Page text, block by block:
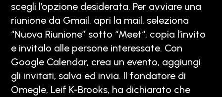
scegli l’opzione desiderata. Per avviare una
riunione da Gmail, apri la mail, seleziona
“Nuova Riunione” sotto “Meet“, copia l’invito
e invitalo alle persone interessate. Con
Google Calendar, crea un evento, aggiungi
gli invitati, salva ed invia. Il fondatore di
Omegle, Leif K-Brooks, ha dichiarato che